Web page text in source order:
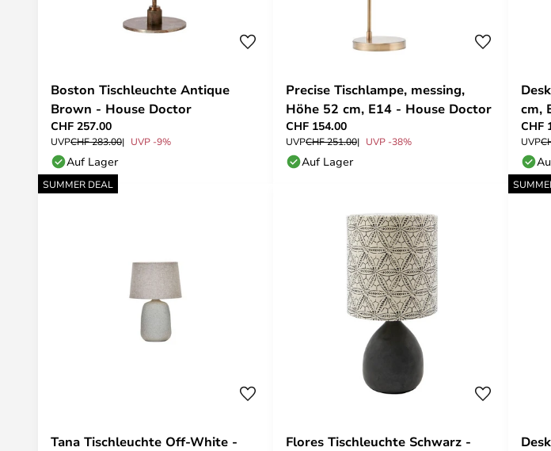
Boston Tischleuchte Antique
Brown - House Doctor
CHF 257.00
UVPCHF 283.00 UVP -9%
Auf Lager
Precise Tischlampe, messing,
Höhe 52 cm, E14 - House Doctor
CHF 154.00
UVPCHF 251.00 UVP -38%
Auf Lager
cm,
CHF
UVP
SUMMER DEAL
Tana Tischleuchte Off-White -
Flores Tischleuchte Schwarz -